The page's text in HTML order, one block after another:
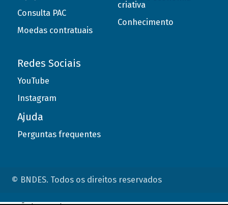
Consulta PAC
Moedas contratuais
criativa
Conhecimento
Redes Sociais
YouTube
Instagram
Ajuda
Perguntas frequentes
© BNDES. Todos os direitos reservados